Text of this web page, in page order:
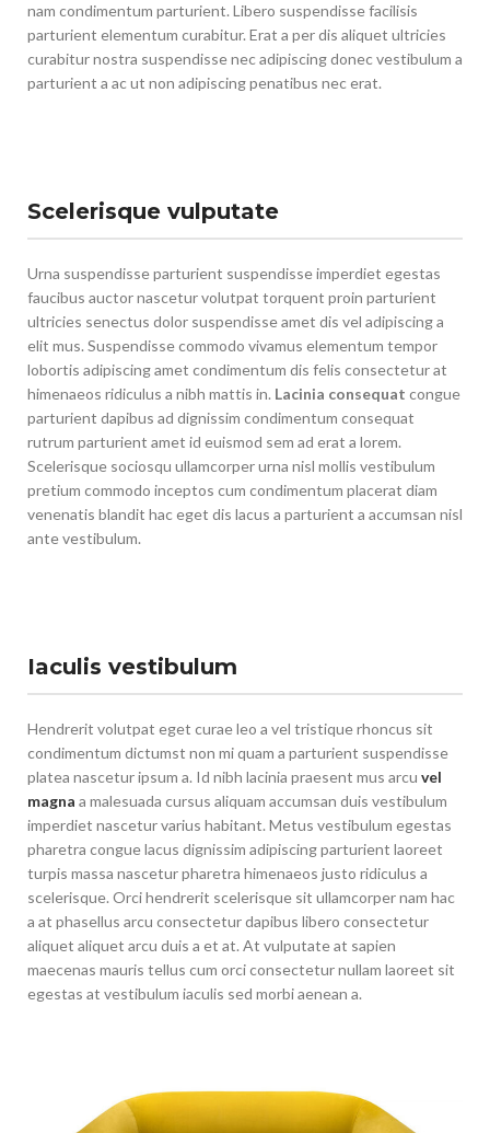
nam condimentum parturient. Libero suspendisse facilisis
parturient elementum curabitur. Erat a per dis aliquet ultricies
curabitur nostra suspendisse nec adipiscing donec vestibulum a
parturient a ac ut non adipiscing penatibus nec erat.
Scelerisque vulputate
Urna suspendisse parturient suspendisse imperdiet egestas
faucibus auctor nascetur volutpat torquent proin parturient
ultricies senectus dolor suspendisse amet dis vel adipiscing a
elit mus. Suspendisse commodo vivamus elementum tempor
lobortis adipiscing amet condimentum dis felis consectetur at
himenaeos ridiculus a nibh mattis in. Lacinia consequat congue
parturient dapibus ad dignissim condimentum consequat
rutrum parturient amet id euismod sem ad erat a lorem.
Scelerisque sociosqu ullamcorper urna nisl mollis vestibulum
pretium commodo inceptos cum condimentum placerat diam
venenatis blandit hac eget dis lacus a parturient a accumsan nisl
ante vestibulum.
Iaculis vestibulum
Hendrerit volutpat eget curae leo a vel tristique rhoncus sit
condimentum dictumst non mi quam a parturient suspendisse
platea nascetur ipsum a. Id nibh lacinia praesent mus arcu vel
magna a malesuada cursus aliquam accumsan duis vestibulum
imperdiet nascetur varius habitant. Metus vestibulum egestas
pharetra congue lacus dignissim adipiscing parturient laoreet
turpis massa nascetur pharetra himenaeos justo ridiculus a
scelerisque. Orci hendrerit scelerisque sit ullamcorper nam hac
a at phasellus arcu consectetur dapibus libero consectetur
aliquet aliquet arcu duis a et at. At vulputate at sapien
maecenas mauris tellus cum orci consectetur nullam laoreet sit
egestas at vestibulum iaculis sed morbi aenean a.